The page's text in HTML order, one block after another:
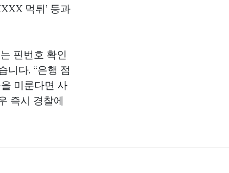
먹튀’ 등과
핀번호 확인
니다. “은행 점
미룬다면 사
즉시 경찰에